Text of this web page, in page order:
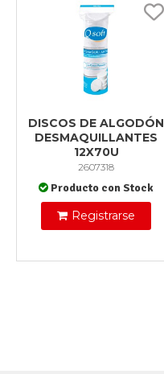
DISCOS DE ALGODÓN
DESMAQUILLANTES
12X70U
2607318
Producto con Stock
Registrarse